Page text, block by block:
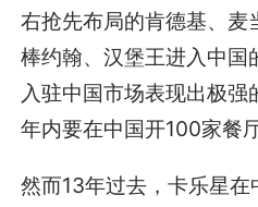
右抢先布局的肯德基、麦
棒约翰、汉堡王进入中国
入驻中国市场表现出极
年内要在中国开100家餐厅
然而13年过去，卡乐星